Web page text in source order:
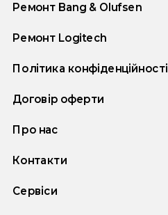
Ремонт Bang & Olufsen
Ремонт Logitech
Політика конфіденційності
Договір оферти
Про нас
Контакти
Сервіси